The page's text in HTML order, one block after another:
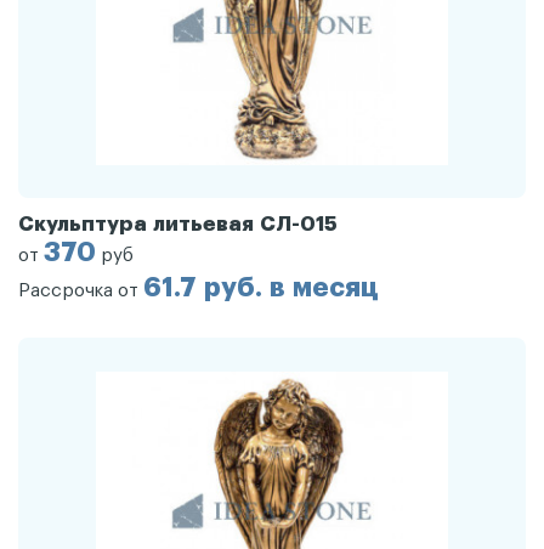
Скульптура литьевая СЛ-015
от 370 руб
Рассрочка от 61.7 руб. в месяц